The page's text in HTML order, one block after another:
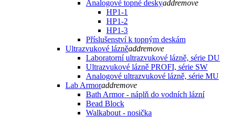
Analogové topné deskyaddremove
HP1-1
HP1-2
HP1-3
Příslušenství k topným deskám
Ultrazvukové lázněaddremove
Laboratorní ultrazvukové lázně, série DU
Ultrazvukové lázně PROFI, série SW
Analogové ultrazvukové lázně, série MU
Lab Armoraddremove
Bath Armor - náplň do vodních lázní
Bead Block
Walkabout - nosička